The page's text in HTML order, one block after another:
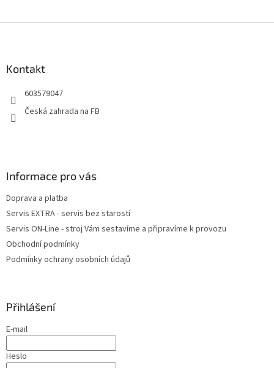
Kontakt
603579047
Česká zahrada na FB
Informace pro vás
Doprava a platba
Servis EXTRA - servis bez starostí
Servis ON-Line - stroj Vám sestavíme a připravíme k provozu
Obchodní podmínky
Podmínky ochrany osobních údajů
Přihlášení
E-mail
Heslo